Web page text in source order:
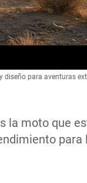
la moto que
para
diseño para aventuras